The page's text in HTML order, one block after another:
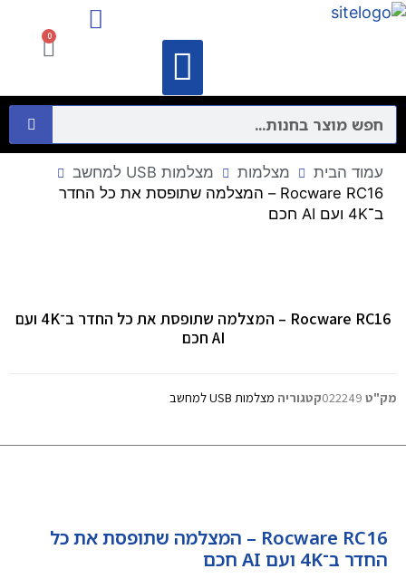
0
עמוד הבית מצלמות
מצלמות USB למחשב
Rocware RC16 – המצלמה שתופסת את כל החדר
ב־4K ועם AI חכם
Rocware RC16 – המצלמה שתופסת את כל
החדר ב־4K ועם AI חכם
Rocware RC16 – המצלמה שתופסת את כל החדר ב־4K ועם
AI חכם
מק"ט 022249קטגוריה מצלמות USB למחשב